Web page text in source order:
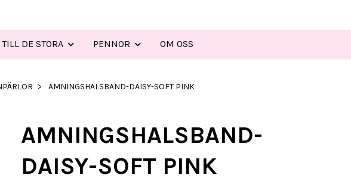
TILL DE STORA PENNOR OM OSS
AMNINGSHALSBAND-DAISY-SOFT PINK
AMNINGSHALSBAND-
DAISY-SOFT PINK